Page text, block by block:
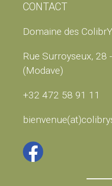
CONTACT
Domaine des
Rue Surroyseux, 28
(Modave)
+32 472 58 91 11